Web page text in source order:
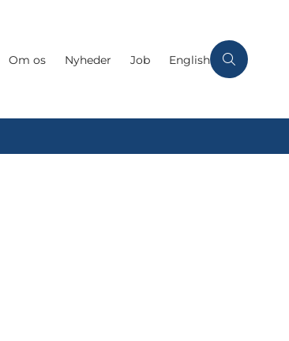
Om os Nyheder Job English